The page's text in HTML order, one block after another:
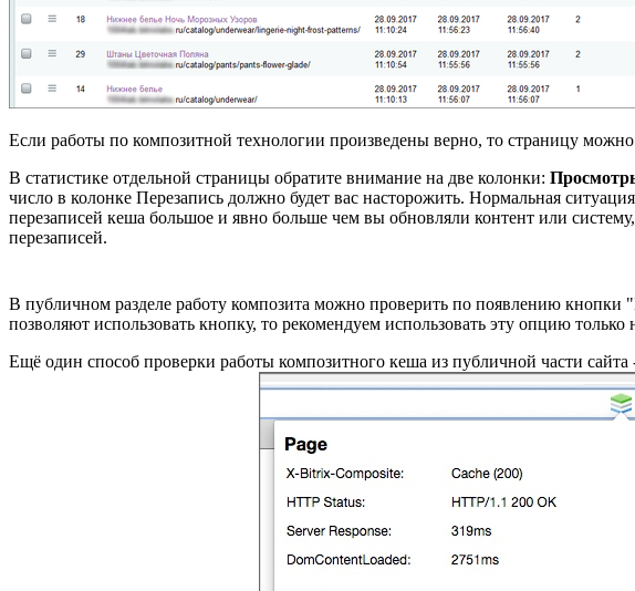
Если работы по композитной технологии произведены верно, то страницу
В статистике отдельной страницы обратите внимание на две колонки:
число в колонке Перезапись должно будет вас насторожить. Нормальная
перезаписей кеша большое и явно больше чем вы обновляли контент или
перезаписей.
В публичном разделе работу композита можно проверить по появлению кнопки
позволяют использовать кнопку, то рекомендуем использовать эту опцию только
Ещё один способ проверки работы композитного кеша из публичной части сайта